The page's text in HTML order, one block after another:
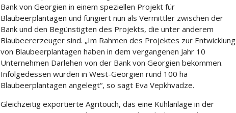
Bank von Georgien in einem speziellen Projekt für
Blaubeerplantagen und fungiert nun als Vermittler zwischen der
Bank und den Begünstigten des Projekts, die unter anderem
Blaubeererzeuger sind. „Im Rahmen des Projektes zur Entwicklung
von Blaubeerplantagen haben in dem vergangenen Jahr 10
Unternehmen Darlehen von der Bank von Georgien bekommen.
Infolgedessen wurden in West-Georgien rund 100 ha
Blaubeerplantagen angelegt“, so sagt Eva Vepkhvadze.
Gleichzeitig exportierte Agritouch, das eine Kühlanlage in der